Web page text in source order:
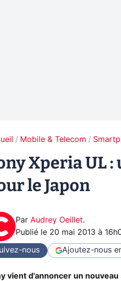
Mobile & Telecom
Xperia UL
le Japon
Par Audrey Oeillet.
Publié le 20 mai 2013 à
nous Ajoutez-nous
vient d'annoncer un